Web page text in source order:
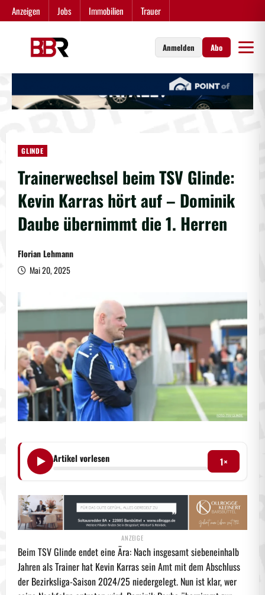
Zum
Inhalt
Anzeigen Jobs Immobilien Trauer
Anmelden Abo
GLINDE
Trainerwechsel beim TSV Glinde:
Kevin Karras hört auf – Dominik
Daube übernimmt die 1. Herren
Florian Lehmann
Mai 20, 2025
Artikel vorlesen 1×
Beim TSV Glinde endet eine Ära: Nach insgesamt siebeneinhalb
Jahren als Trainer hat Kevin Karras sein Amt mit dem Abschluss
der Bezirksliga-Saison 2024/25 niedergelegt. Nun ist klar, wer